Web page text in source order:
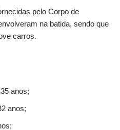
pelo Corpo de
na batida, sendo que
carros.
anos;
anos;